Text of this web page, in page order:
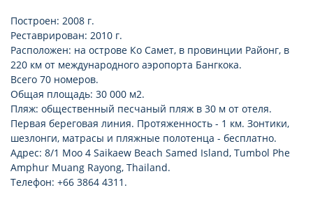
Построен: 2008 г.
Реставрирован: 2010 г.
Расположен: на острове Ко Самет, в провинции Районг, в
220 км от международного аэропорта Бангкока.
Всего 70 номеров.
Общая площадь: 30 000 м2.
Пляж: общественный песчаный пляж в 30 м от отеля.
Первая береговая линия. Протяженность - 1 км. Зонтики,
шезлонги, матрасы и пляжные полотенца - бесплатно.
Адрес: 8/1 Moo 4 Saikaew Beach Samed Island, Tumbol Phe
Amphur Muang Rayong, Thailand.
Телефон: +66 3864 4311.